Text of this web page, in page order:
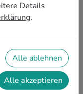
und Dein
Ein Konzert ist
zu feiern. Ob
ganzen
Du tolle
zu Deiner
Details
.
Alle ablehnen
Alle akzeptieren